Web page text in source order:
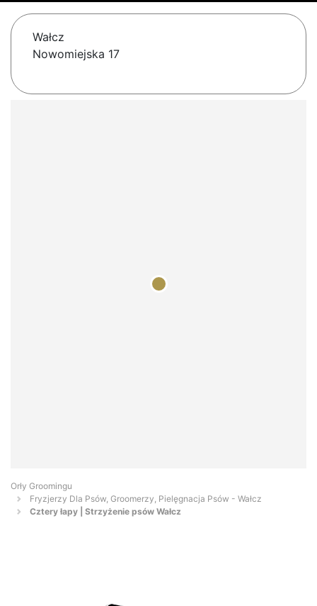
Wałcz
Nowomiejska 17
Orły Groomingu
Fryzjerzy Dla Psów, Groomerzy, Pielęgnacja Psów - Wałcz
Cztery łapy | Strzyżenie psów Wałcz